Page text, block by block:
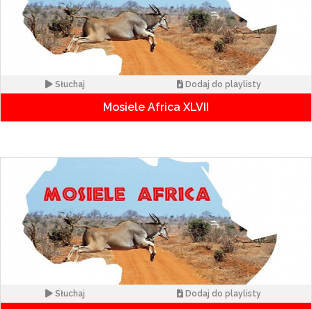
Słuchaj Dodaj do playlisty
Mosiele Africa XLVII
Słuchaj Dodaj do playlisty